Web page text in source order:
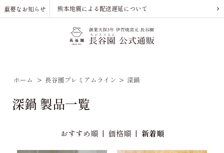
重要なお知らせ 熊本地震による配送遅延について
ホーム > 長谷園プレミアムライン > 深鍋
深鍋 製品一覧
おすすめ順| 価格順| 新着順